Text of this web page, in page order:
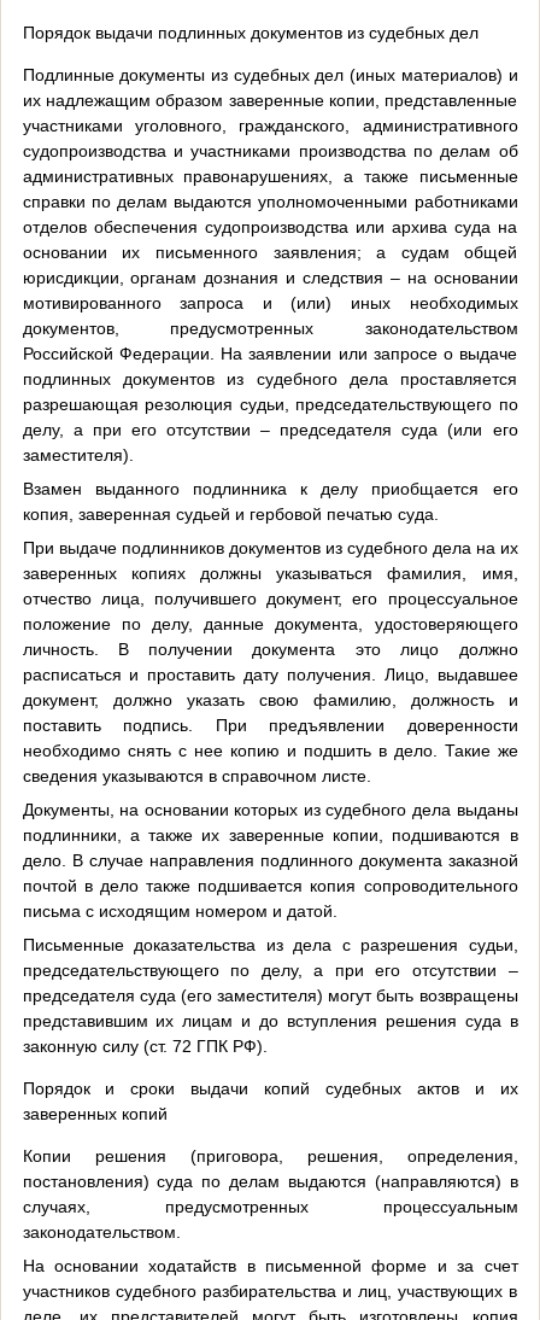
Порядок выдачи подлинных документов из судебных дел
Подлинные документы из судебных дел (иных материалов) и
их надлежащим образом заверенные копии, представленные
участниками уголовного, гражданского, административного
судопроизводства и участниками производства по делам об
административных правонарушениях, а также письменные
справки по делам выдаются уполномоченными работниками
отделов обеспечения судопроизводства или архива суда на
основании их письменного заявления; а судам общей
юрисдикции, органам дознания и следствия – на основании
мотивированного запроса и (или) иных необходимых
документов, предусмотренных законодательством
Российской Федерации. На заявлении или запросе о выдаче
подлинных документов из судебного дела проставляется
разрешающая резолюция судьи, председательствующего по
делу, а при его отсутствии – председателя суда (или его
заместителя).
Взамен выданного подлинника к делу приобщается его
копия, заверенная судьей и гербовой печатью суда.
При выдаче подлинников документов из судебного дела на их
заверенных копиях должны указываться фамилия, имя,
отчество лица, получившего документ, его процессуальное
положение по делу, данные документа, удостоверяющего
личность. В получении документа это лицо должно
расписаться и проставить дату получения. Лицо, выдавшее
документ, должно указать свою фамилию, должность и
поставить подпись. При предъявлении доверенности
необходимо снять с нее копию и подшить в дело. Такие же
сведения указываются в справочном листе.
Документы, на основании которых из судебного дела выданы
подлинники, а также их заверенные копии, подшиваются в
дело. В случае направления подлинного документа заказной
почтой в дело также подшивается копия сопроводительного
письма с исходящим номером и датой.
Письменные доказательства из дела с разрешения судьи,
председательствующего по делу, а при его отсутствии –
председателя суда (его заместителя) могут быть возвращены
представившим их лицам и до вступления решения суда в
законную силу (ст. 72 ГПК РФ).
Порядок и сроки выдачи копий судебных актов и их
заверенных копий
Копии решения (приговора, решения, определения,
постановления) суда по делам выдаются (направляются) в
случаях, предусмотренных процессуальным
законодательством.
На основании ходатайств в письменной форме и за счет
участников судебного разбирательства и лиц, участвующих в